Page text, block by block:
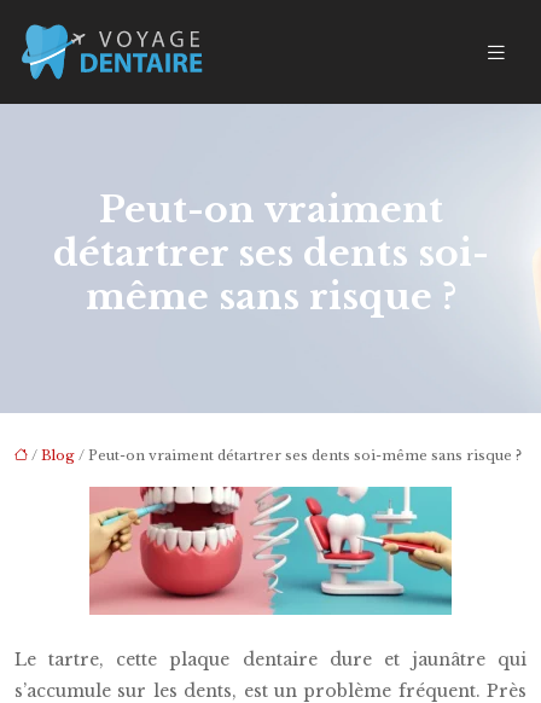
Peut-on vraiment
détartrer ses dents soi-
même sans risque ?
/ Blog / Peut-on vraiment détartrer ses dents soi-même sans risque ?
Le tartre, cette plaque dentaire dure et jaunâtre qui
s’accumule sur les dents, est un problème fréquent. Près